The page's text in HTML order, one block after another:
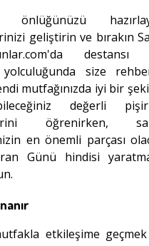
önlüğünüzü
geliştirin ve bırakın
destansı
size
mutfağınızda iyi bir
değerli
öğrenirken,
en önemli parçası
Günü hindisi
etkileşime